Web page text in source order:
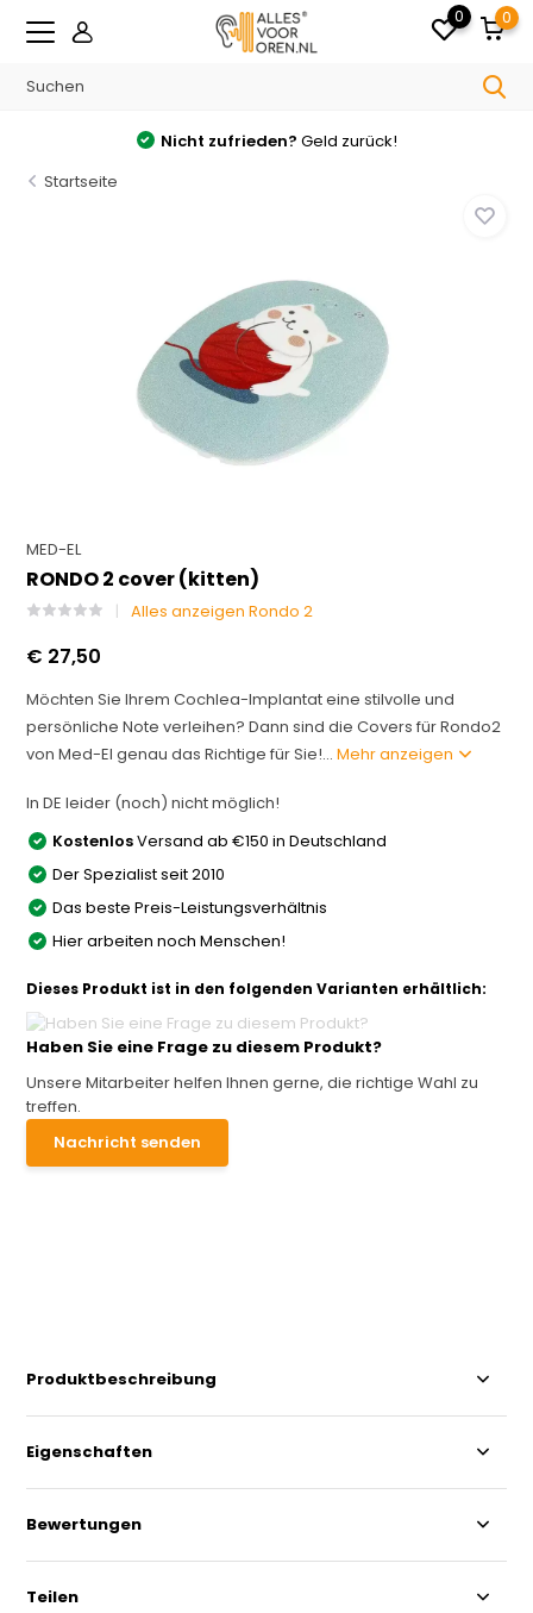
0 0
Nicht zufrieden? Geld zurück!
Startseite
MED-EL
RONDO 2 cover (kitten)
Alles anzeigen Rondo 2
€ 27,50
Möchten Sie Ihrem Cochlea-Implantat eine stilvolle und
persönliche Note verleihen? Dann sind die Covers für Rondo2
von Med-El genau das Richtige für Sie!...Mehr anzeigen
In DE leider (noch) nicht möglich!
KostenlosVersand ab €150 in Deutschland
Der Spezialist seit 2010
Das beste Preis-Leistungsverhältnis
Hier arbeiten noch Menschen!
Dieses Produkt ist in den folgenden Varianten erhältlich:
Haben Sie eine Frage zu diesem Produkt?
Unsere Mitarbeiter helfen Ihnen gerne, die richtige Wahl zu
treffen.
Nachricht senden
Produktbeschreibung
Eigenschaften
Bewertungen
Teilen